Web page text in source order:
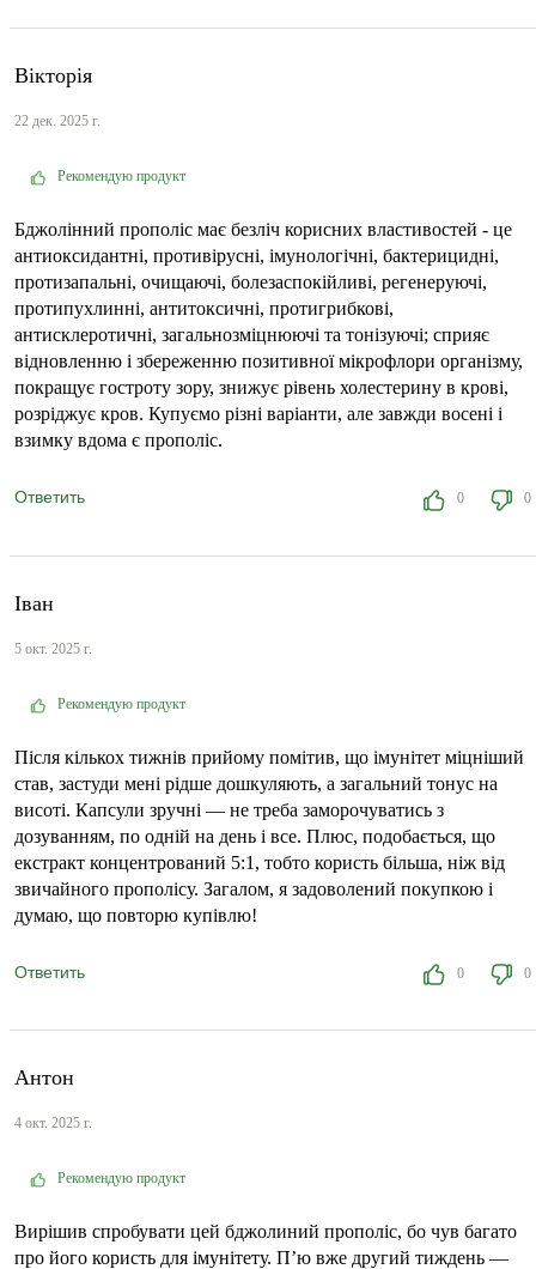
Вікторія
22 дек. 2025 г.
Рекомендую продукт
Бджолінний прополіс має безліч корисних властивостей - це
антиоксидантні, противірусні, імунологічні, бактерицидні,
протизапальні, очищаючі, болезаспокійливі, регенеруючі,
протипухлинні, антитоксичні, протигрибкові,
антисклеротичні, загальнозміцнюючі та тонізуючі; сприяє
відновленню і збереженню позитивної мікрофлори організму,
покращує гостроту зору, знижує рівень холестерину в крові,
розріджує кров. Купуємо різні варіанти, але завжди восені і
взимку вдома є прополіс.
Ответить 0 0
Іван
5 окт. 2025 г.
Рекомендую продукт
Після кількох тижнів прийому помітив, що імунітет міцніший
став, застуди мені рідше дошкуляють, а загальний тонус на
висоті. Капсули зручні — не треба заморочуватись з
дозуванням, по одній на день і все. Плюс, подобається, що
екстракт концентрований 5:1, тобто користь більша, ніж від
звичайного прополісу. Загалом, я задоволений покупкою і
думаю, що повторю купівлю!
Ответить 0 0
Антон
4 окт. 2025 г.
Рекомендую продукт
Вирішив спробувати цей бджолиний прополіс, бо чув багато
про його користь для імунітету. П’ю вже другий тиждень —